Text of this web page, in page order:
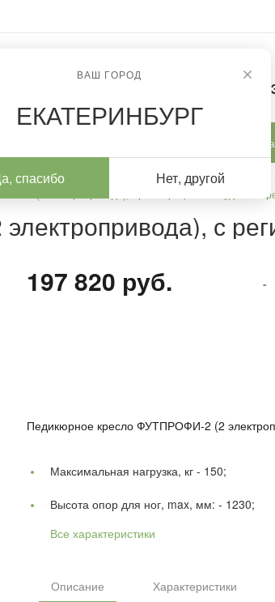
ВАШ ГОРОД
ЕКАТЕРИНБУРГ
спасибо Нет, другой
8-
2 (2 электропривода), с регистрационным
с
197 820 руб.
-
Педикюрное кресло ФУТПРОФИ-2 (2
Максимальная нагрузка, кг - 150;
Высота опор для ног, max, мм: - 1230;
Все характеристики
Описание Характеристики